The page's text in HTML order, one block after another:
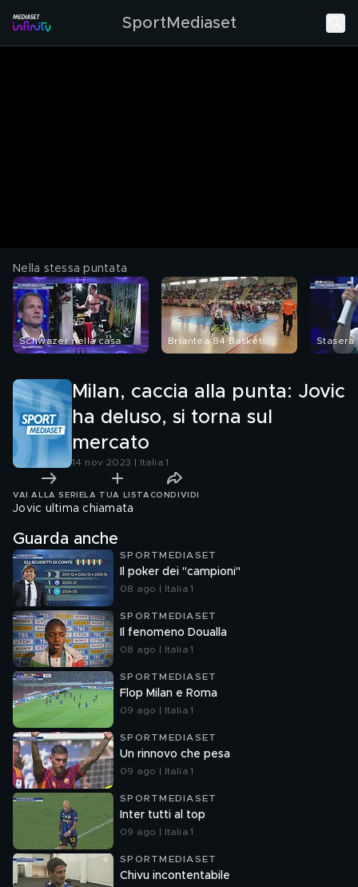
SportMediaset
Nella stessa puntata
Schwazer nella casa Briantea 84 Basket Stasera
Milan, caccia alla punta: Jovic
ha deluso, si torna sul
mercato
14 nov 2023 | Italia 1
VAI ALLA SERIE LA TUA LISTA CONDIVIDI
Jovic ultima chiamata
Guarda anche
SPORTMEDIASET
Il poker dei "campioni"
08 ago | Italia 1
SPORTMEDIASET
Il fenomeno Doualla
08 ago | Italia 1
SPORTMEDIASET
Flop Milan e Roma
09 ago | Italia 1
SPORTMEDIASET
Un rinnovo che pesa
09 ago | Italia 1
SPORTMEDIASET
Inter tutti al top
09 ago | Italia 1
SPORTMEDIASET
Chivu incontentabile